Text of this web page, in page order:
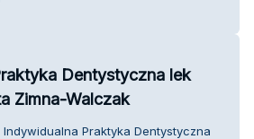
Dentystyczna lek
Zimna-Walczak
Praktyka Dentystyczna